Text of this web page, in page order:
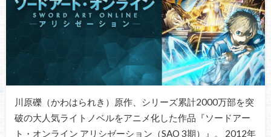
川原礫（かわはられき）原作、シリーズ累計2000万部を突
破の大人気ライトノベルをアニメ化した作品『ソードアー
ト・オンライン アリシゼーション（SAO 3期）』。 2012年